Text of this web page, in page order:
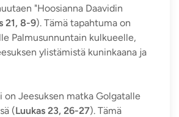
"Hoosianna Daavidin
21, 8-9). Tämä tapahtuma on
Palmusunnuntain kulkueelle,
ylistämistä kuninkaana ja
on Jeesuksen matka Golgatalle
(Luukas 23, 26-27). Tämä